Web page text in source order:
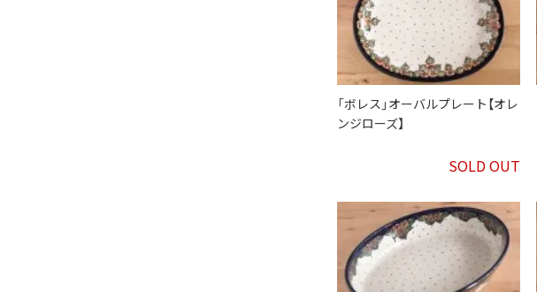
「ボレス」オーバルプレート【オレ
ンジローズ】
SOLD OUT